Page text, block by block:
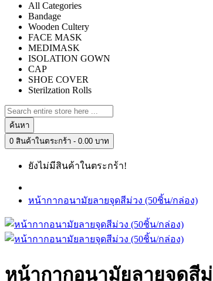
All Categories
Bandage
Wooden Cultery
FACE MASK
MEDIMASK
ISOLATION GOWN
CAP
SHOE COVER
Sterilzation Rolls
ค้นหา
0 สินค้าในตระกร้า - 0.00 บาท
ยังไม่มีสินค้าในตระกร้า!
หน้ากากอนามัยลายจุดสีม่วง (50ชิ้น/กล่อง)
หน้ากากอนามัยลายจุดสี